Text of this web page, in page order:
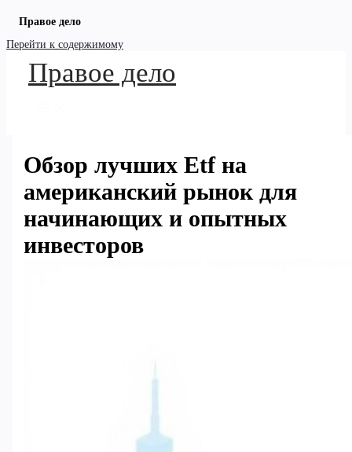
Правое дело
Перейти к содержимому
Правое дело
Обзор лучших Etf на
американский рынок для
начинающих и опытных
инвесторов